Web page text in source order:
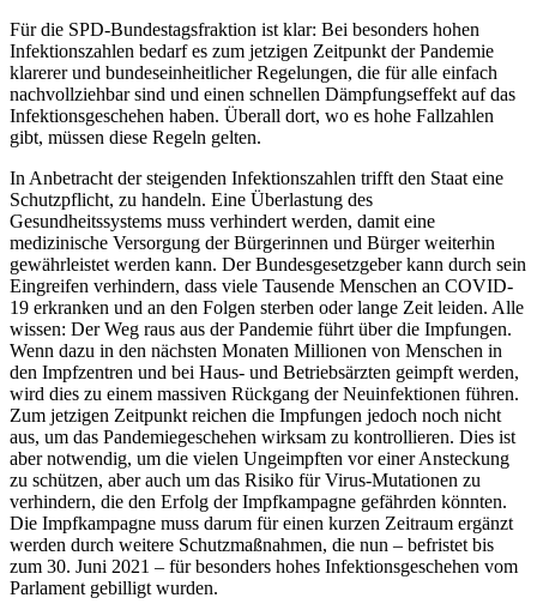
Für die SPD-Bundestagsfraktion ist klar: Bei besonders hohen
Infektionszahlen bedarf es zum jetzigen Zeitpunkt der Pandemie
klarerer und bundeseinheitlicher Regelungen, die für alle einfach
nachvollziehbar sind und einen schnellen Dämpfungseffekt auf das
Infektionsgeschehen haben. Überall dort, wo es hohe Fallzahlen
gibt, müssen diese Regeln gelten.
In Anbetracht der steigenden Infektionszahlen trifft den Staat eine
Schutzpflicht, zu handeln. Eine Überlastung des
Gesundheitssystems muss verhindert werden, damit eine
medizinische Versorgung der Bürgerinnen und Bürger weiterhin
gewährleistet werden kann. Der Bundesgesetzgeber kann durch sein
Eingreifen verhindern, dass viele Tausende Menschen an COVID-
19 erkranken und an den Folgen sterben oder lange Zeit leiden. Alle
wissen: Der Weg raus aus der Pandemie führt über die Impfungen.
Wenn dazu in den nächsten Monaten Millionen von Menschen in
den Impfzentren und bei Haus- und Betriebsärzten geimpft werden,
wird dies zu einem massiven Rückgang der Neuinfektionen führen.
Zum jetzigen Zeitpunkt reichen die Impfungen jedoch noch nicht
aus, um das Pandemiegeschehen wirksam zu kontrollieren. Dies ist
aber notwendig, um die vielen Ungeimpften vor einer Ansteckung
zu schützen, aber auch um das Risiko für Virus-Mutationen zu
verhindern, die den Erfolg der Impfkampagne gefährden könnten.
Die Impfkampagne muss darum für einen kurzen Zeitraum ergänzt
werden durch weitere Schutzmaßnahmen, die nun – befristet bis
zum 30. Juni 2021 – für besonders hohes Infektionsgeschehen vom
Parlament gebilligt wurden.